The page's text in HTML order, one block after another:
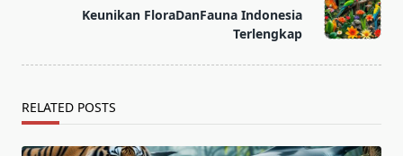
Keunikan FloraDanFauna Indonesia
Terlengkap
RELATED POSTS